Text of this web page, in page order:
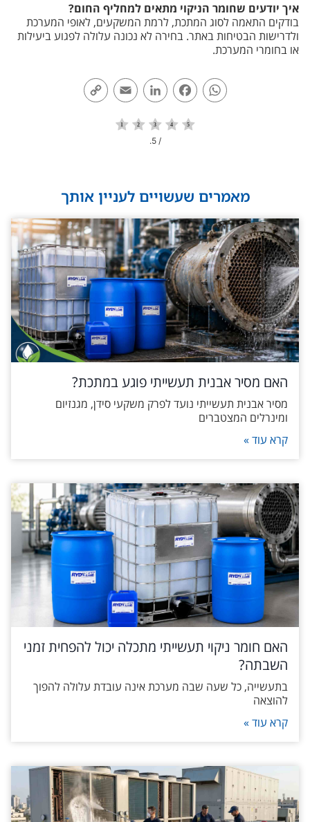
איך יודעים שחומר הניקוי מתאים למחליף החום?
בודקים התאמה לסוג המתכת, לרמת המשקעים, לאופי המערכת
ולדרישות הבטיחות באתר. בחירה לא נכונה עלולה לפגוע ביעילות
או בחומרי המערכת.
WhatsApp
Facebook
LinkedIn
Email
/ 5.
מאמרים שעשויים לעניין אותך
האם מסיר אבנית תעשייתי פוגע במתכת?
מסיר אבנית תעשייתי נועד לפרק משקעי סידן, מגנזיום
ומינרלים המצטברים
קרא עוד »
האם חומר ניקוי תעשייתי מתכלה יכול להפחית זמני
השבתה?
בתעשייה, כל שעה שבה מערכת אינה עובדת עלולה להפוך
להוצאה
קרא עוד »